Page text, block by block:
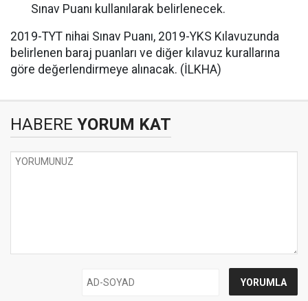
Sınav Puanı kullanılarak belirlenecek.
2019-TYT nihai Sınav Puanı, 2019-YKS Kılavuzunda
belirlenen baraj puanları ve diğer kılavuz kurallarına
göre değerlendirmeye alınacak. (İLKHA)
HABERE YORUM KAT